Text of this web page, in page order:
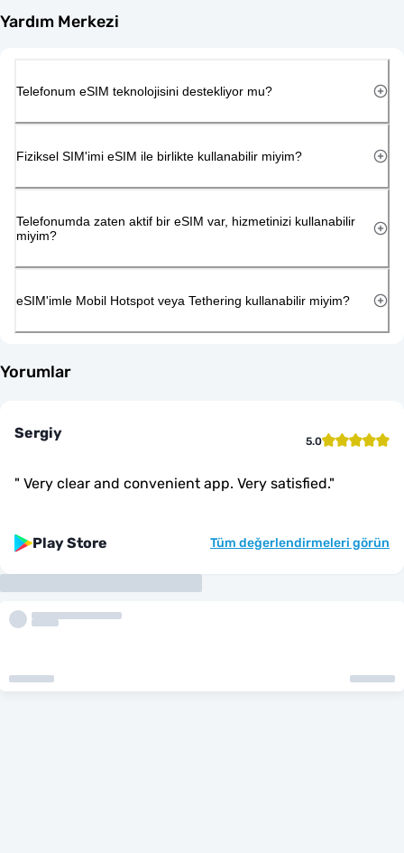
Yardım Merkezi
Telefonum eSIM teknolojisini destekliyor mu?
Fiziksel SIM'imi eSIM ile birlikte kullanabilir miyim?
Telefonumda zaten aktif bir eSIM var, hizmetinizi kullanabilir
miyim?
eSIM'imle Mobil Hotspot veya Tethering kullanabilir miyim?
Yorumlar
Sergiy 5.0
" Very clear and convenient app. Very satisfied."
Play Store Tüm değerlendirmeleri görün